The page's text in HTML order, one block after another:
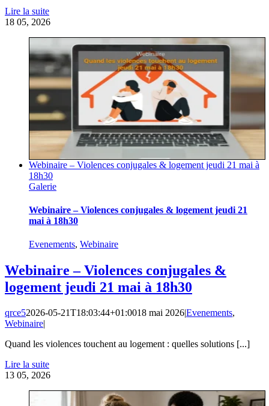
Lire la suite
18 05, 2026
Webinaire – Violences conjugales & logement jeudi 21 mai à
18h30
Galerie
Webinaire – Violences conjugales & logement jeudi 21
mai à 18h30
Evenements, Webinaire
Webinaire – Violences conjugales &
logement jeudi 21 mai à 18h30
qrce52026-05-21T18:03:44+01:0018 mai 2026|Evenements,
Webinaire|
Quand les violences touchent au logement : quelles solutions [...]
Lire la suite
13 05, 2026